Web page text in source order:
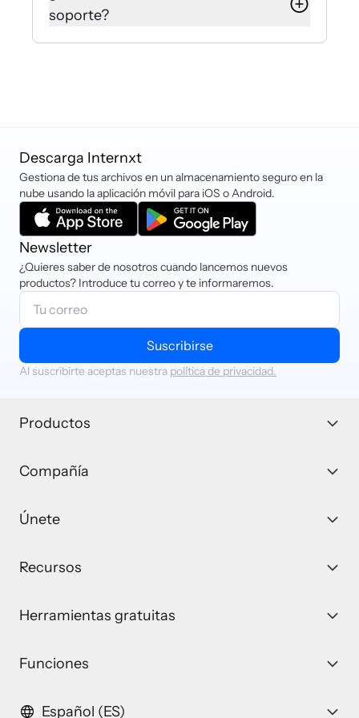
no hay tarifas adicionales por mover
datos dentro o fuera de la nube, lo
que hace que Internxt S3 sea hasta
soporte?
Descarga Internxt
Gestiona de tus archivos en un almacenamiento seguro en la
nube usando la aplicación móvil para iOS o Android.
Newsletter
¿Quieres saber de nosotros cuando lancemos nuevos
productos? Introduce tu correo y te informaremos.
Suscribirse
Al suscribirte aceptas nuestra política de privacidad.
Productos
Compañía
Únete
Recursos
Herramientas gratuitas
Funciones
Español (ES)